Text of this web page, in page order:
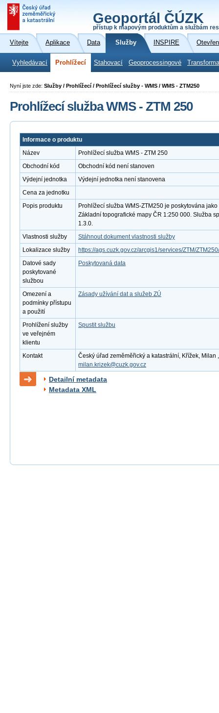
Geoportál ČÚZK
přístup k mapovým produktům a službám
Vítejte Aplikace Data Služby INSPIRE
Vyhledávací Prohlížecí Stahovací Geoprocessingové
Nyní jste zde: Služby / Prohlížecí / Prohlížecí služby - WMS / WMS - ZTM250
Prohlížecí služba WMS - ZTM 250
Informace o produktu
Název
Prohlížecí služba WMS - ZTM 250
Obchodní kód
Obchodní kód není stanoven
Výdejní jednotka
Výdejní jednotka není stanovena
Cena za jednotku
Popis produktu
Prohlížecí služba WMS-ZTM250 je poskytována
Základní topografické mapy ČR 1:250 000. Služba
1.3.0.
Vlastnosti služby
Stáhnout dokument vlastnosti služby
Lokalizace služby
https://ags.cuzk.gov.cz/arcgis1/services/ZTM/
Datové sady
poskytované
službou
Poskytovaná data
Omezení a
podmínky přístupu
a použití
Zásady užívání dat a služeb ZÚ
Prohlížení služby
ve veřejném
klientu
Spustit službu
Kontakt
Český úřad zeměměřický a katastrální, Křížek, Milan
milan.krizek@cuzk.gov.cz
Detailní metadata
Metadata XML